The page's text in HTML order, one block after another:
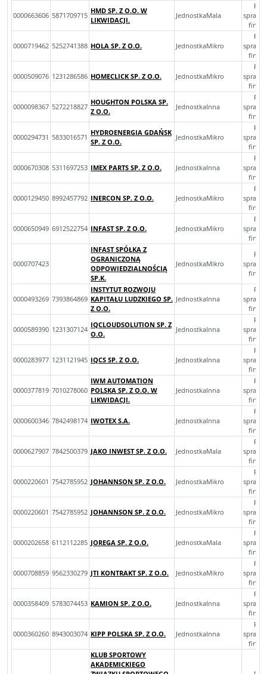
0000663606 5871709715
HMD SP. Z O.O. W
LIKWIDACJI.
JednostkaMala
0000719462 5252741388 HOLA SP. Z O.O. JednostkaMikro
0000509076 1231286586 HOMECLICK SP. Z O.O. JednostkaMikro
0000098367 5272218827
HOUGHTON POLSKA SP.
Z O.O.
JednostkaInna
0000294731 5833016571
HYDROENERGIA GDAŃSK
SP. Z O.O.
JednostkaMikro
0000670308 5311697253 IMEX PARTS SP. Z O.O. JednostkaInna
0000129450 8992457792 INERCON SP. Z O.O. JednostkaMikro
0000650949 6912522754 INFAST SP. Z O.O. JednostkaMikro
0000707423
INFAST SPÓŁKA Z
OGRANICZONĄ
ODPOWIEDZIALNOŚCIĄ
SP.K.
JednostkaMikro
0000493269 7393864869
INSTYTUT ROZWOJU
KAPITAŁU LUDZKIEGO SP.
Z O.O.
JednostkaInna
0000589390 1231307124
IQCLOUDSOLUTION SP. Z
O.O.
JednostkaInna
0000283977 1231121945 IQCS SP. Z O.O. JednostkaInna
0000377819 7010278060
IWM AUTOMATION
POLSKA SP. Z O.O. W
LIKWIDACJI.
JednostkaInna
0000600346 7842498174 IWOTEX S.A. JednostkaInna
0000627907 7842500379 JAKO INWEST SP. Z O.O. JednostkaMala
0000220601 7542785952 JOHANNSON SP. Z O.O. JednostkaMikro
0000220601 7542785952 JOHANNSON SP. Z O.O. JednostkaMikro
0000202658 6112112285 JOREGA SP. Z O.O. JednostkaMala
0000708859 9562330279 JTI KONTRAKT SP. Z O.O. JednostkaMikro
0000358409 5783074453 KAMION SP. Z O.O. JednostkaInna
0000360260 8943003074 KIPP POLSKA SP. Z O.O. JednostkaInna
KLUB SPORTOWY
AKADEMICKIEGO